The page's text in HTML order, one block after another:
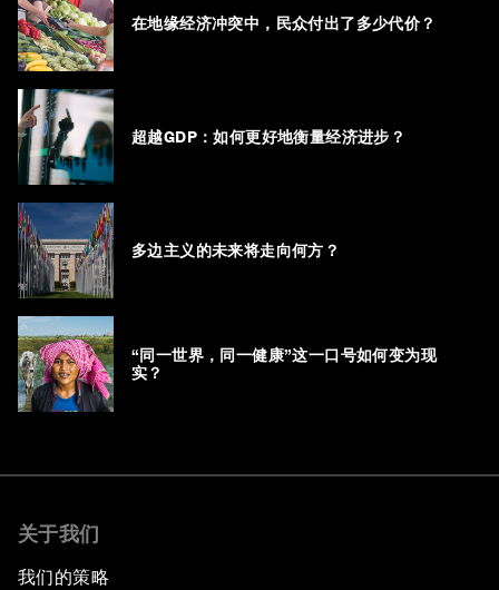
在地缘经济冲突中，民众付出了多少代价？
超越GDP：如何更好地衡量经济进步？
多边主义的未来将走向何方？
“同一世界，同一健康”这一口号如何变为现
实？
关于我们
我们的策略